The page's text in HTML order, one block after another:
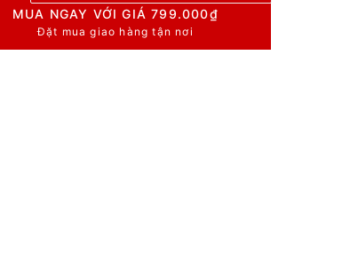
MUA NGAY VỚI GIÁ799.000₫
Đặt mua giao hàng tận nơi